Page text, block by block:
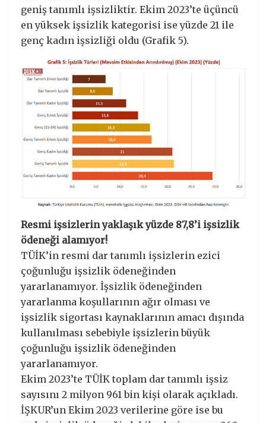
geniş tanımlı işsizliktir. Ekim 2023’te üçüncü
en yüksek işsizlik kategorisi ise yüzde 21 ile
genç kadın işsizliği oldu (Grafik 5).
Resmi işsizlerin yaklaşık yüzde 87,8’i işsizlik
ödeneği alamıyor!
TÜİK’in resmi dar tanımlı işsizlerin ezici
çoğunluğu işsizlik ödeneğinden
yararlanamıyor. İşsizlik ödeneğinden
yararlanma koşullarının ağır olması ve
işsizlik sigortası kaynaklarının amacı dışında
kullanılması sebebiyle işsizlerin büyük
çoğunluğu işsizlik ödeneğinden
yararlanamıyor.
Ekim 2023’te TÜİK toplam dar tanımlı işsiz
sayısını 2 milyon 961 bin kişi olarak açıkladı.
İŞKUR’un Ekim 2023 verilerine göre ise bu